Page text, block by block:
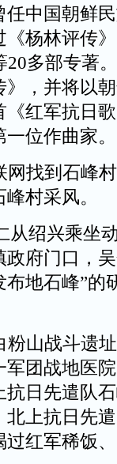
中国朝鲜
杨林评传
多部专著
，并将以
红军抗日
位作曲家。
找到石峰
村采风。
绍兴乘坐
府门口，
地石峰”的
山战斗遗
团战地医
日先遣队
上抗日先
红军稀饭